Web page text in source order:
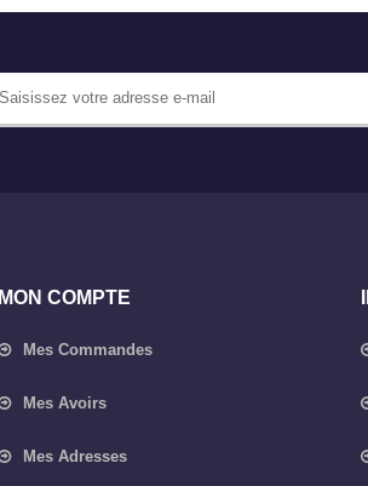
MON COMPTE
Mes Commandes
Mes Avoirs
Mes Adresses